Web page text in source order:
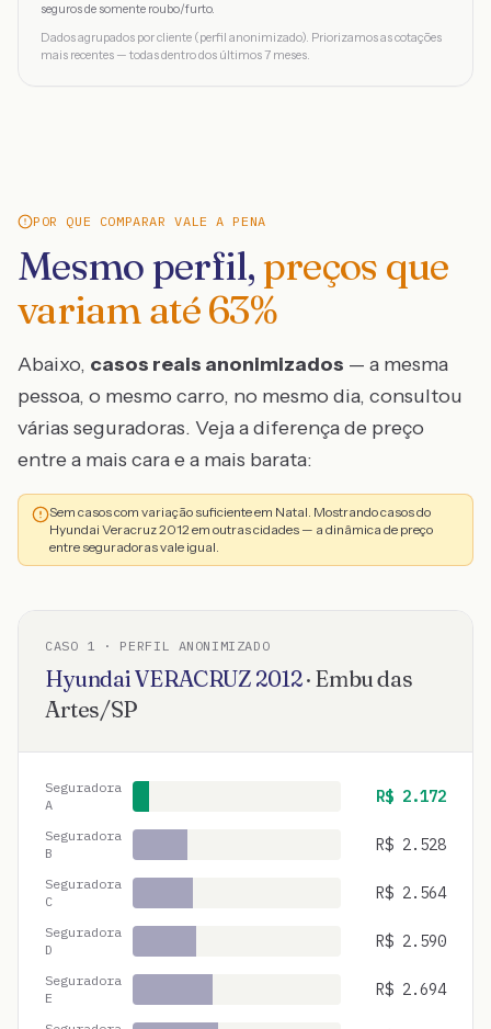
seguros de somente roubo/furto.
Dados agrupados por cliente (perfil anonimizado). Priorizamos as cotações
mais recentes — todas dentro dos últimos 7 meses.
POR QUE COMPARAR VALE A PENA
Mesmo perfil, preços que
variam até63%
Abaixo, casos reais anonimizados — a mesma
pessoa, o mesmo carro, no mesmo dia, consultou
várias seguradoras. Veja a diferença de preço
entre a mais cara e a mais barata:
Sem casos com variação suficiente em Natal. Mostrando casos do
Hyundai Veracruz 2012 em outras cidades — a dinâmica de preço
entre seguradoras vale igual.
CASO 1 · PERFIL ANONIMIZADO
HyundaiVERACRUZ 2012· Embu das
Artes/SP
Seguradora
A
R$ 2.172
Seguradora
B
R$ 2.528
Seguradora
C
R$ 2.564
Seguradora
D
R$ 2.590
Seguradora
E
R$ 2.694